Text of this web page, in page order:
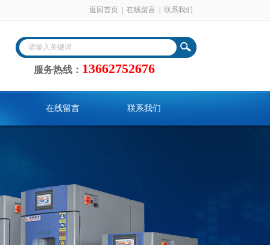
返回首页 在线留言 联系我们
服务热线： 13662752676
在线留言 联系我们